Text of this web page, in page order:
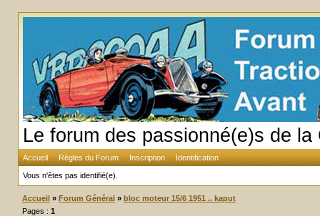
Le forum des passionné(e)s de
Accueil Règles du Forum Inscription Identification
Vous n'êtes pas identifié(e).
Accueil » Forum Général » bloc moteur 15/6 1951 .. kaput
Pages : 1